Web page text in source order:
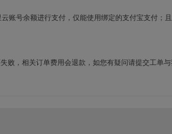
账号余额进行支付，仅能使用绑定的支付宝支付；
败，相关订单费用会退款，如您有疑问请提交工单与